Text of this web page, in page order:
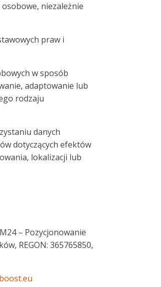
niezależnie
praw i
w sposób
adaptowanie lub
rodzaju
danych
dotyczących efektów
lokalizacji lub
– Pozycjonowanie
REGON: 365765850,